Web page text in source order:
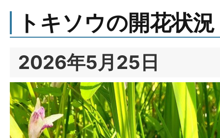
トキソウの開花状況
2026年5月25日